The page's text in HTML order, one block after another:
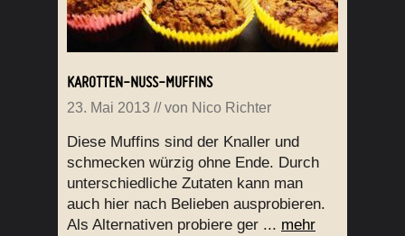
KAROTTEN-NUSS-MUFFINS
23. Mai 2013 // von Nico Richter
Diese Muffins sind der Knaller und
schmecken würzig ohne Ende. Durch
unterschiedliche Zutaten kann man
auch hier nach Belieben ausprobieren.
Als Alternativen probiere ger ... mehr